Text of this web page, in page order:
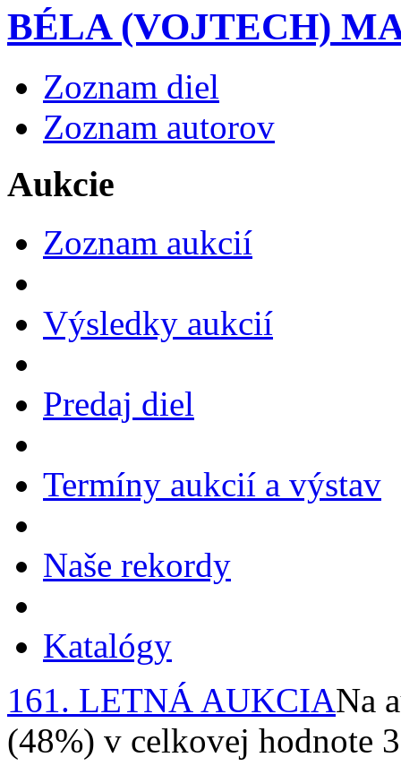
BÉLA (VOJTECH)
Zoznam diel
Zoznam autorov
Aukcie
Zoznam aukcií
Výsledky aukcií
Predaj diel
Termíny aukcií a výstav
Naše rekordy
Katalógy
161. LETNÁ AUKCIANa
(48%) v celkovej hodnote